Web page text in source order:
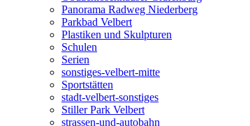
Panorama Radweg Niederberg
Parkbad Velbert
Plastiken und Skulpturen
Schulen
Serien
sonstiges-velbert-mitte
Sportstätten
stadt-velbert-sonstiges
Stiller Park Velbert
strassen-und-autobahn